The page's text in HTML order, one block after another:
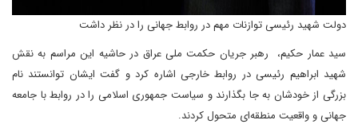
دولت شهید رئیسی توازنات مهم در روابط جهانی را در نظر داشت
سید عمار حکیم، رهبر جریان حکمت ملی عراق در حاشیه این مراسم به نقش
شهید ابراهیم رئیسی در روابط خارجی اشاره کرد و گفت ایشان توانستند نام
بزرگی از خودشان به جا بگذارند و سیاست جمهوری اسلامی را در روابط با جامعه
جهانی و واقعیت منطقه‌ای متحول کردند.